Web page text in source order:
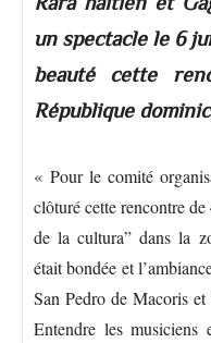
un spectacle le 6
beauté cette
République
« Pour le comité
clôturé cette rencontre
de la cultura” dans la
était bondée et
San Pedro de Macoris
Entendre les musiciens